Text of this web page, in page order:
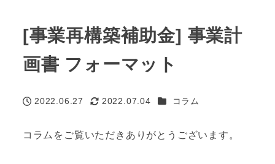
[事業再構築補助金] 事業計
画書 フォーマット
投稿日
2022.06.27
更新日
2022.07.04 カテゴリー
コラム
コラムをご覧いただきありがとうございます。